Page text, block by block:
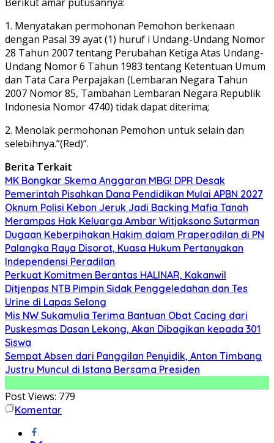
1. Menyatakan permohonan Pemohon berkenaan
dengan Pasal 39 ayat (1) huruf i Undang-Undang Nomor
28 Tahun 2007 tentang Perubahan Ketiga Atas Undang-
Undang Nomor 6 Tahun 1983 tentang Ketentuan Umum
dan Tata Cara Perpajakan (Lembaran Negara Tahun
2007 Nomor 85, Tambahan Lembaran Negara Republik
Indonesia Nomor 4740) tidak dapat diterima;
2. Menolak permohonan Pemohon untuk selain dan
selebihnya.”(Red)”.
Berita Terkait
MK Bongkar Skema Anggaran MBG! DPR Desak
Pemerintah Pisahkan Dana Pendidikan Mulai APBN 2027
Oknum Polisi Kebon Jeruk Jadi Backing Mafia Tanah
Merampas Hak Keluarga Ambar Witjaksono Sutarman
Dugaan Keberpihakan Hakim dalam Praperadilan di PN
Palangka Raya Disorot, Kuasa Hukum Pertanyakan
Independensi Peradilan
Perkuat Komitmen Berantas HALINAR, Kakanwil
Ditjenpas NTB Pimpin Sidak Penggeledahan dan Tes
Urine di Lapas Selong
Mis NW Sukamulia Terima Bantuan Obat Cacing dari
Puskesmas Dasan Lekong, Akan Dibagikan kepada 301
Siswa
Sempat Absen dari Panggilan Penyidik, Anton Timbang
Justru Muncul di Istana Bersama Presiden
Post Views: 779
Komentar